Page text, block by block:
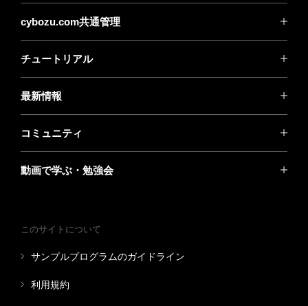
cybozu.com共通管理
チュートリアル
最新情報
コミュニティ
動画で学ぶ・勉強会
このサイトについて
サンプルプログラムのガイドライン
利用規約